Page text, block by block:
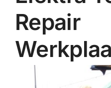
Actueel
Contact
Cadeaukaart
Repair